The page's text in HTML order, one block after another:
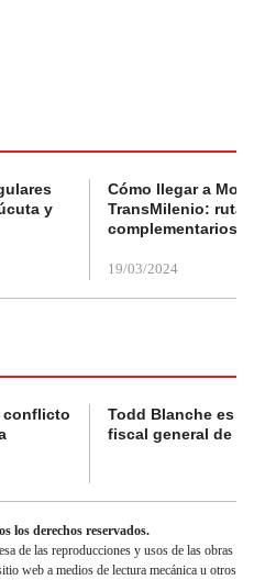
y
Cómo llegar a
TransMilenio:
complementarios
19/03/2024
conflicto
Todd Blanche es
fiscal general de
los derechos reservados.
de las reproducciones y usos de las obras
web a medios de lectura mecánica u otros